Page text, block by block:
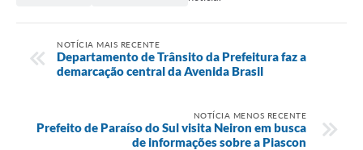
NOTÍCIA MAIS RECENTE
Departamento de Trânsito da Prefeitura faz a
demarcação central da Avenida Brasil
NOTÍCIA MENOS RECENTE
Prefeito de Paraíso do Sul visita Neiron em busca
de informações sobre a Piascon